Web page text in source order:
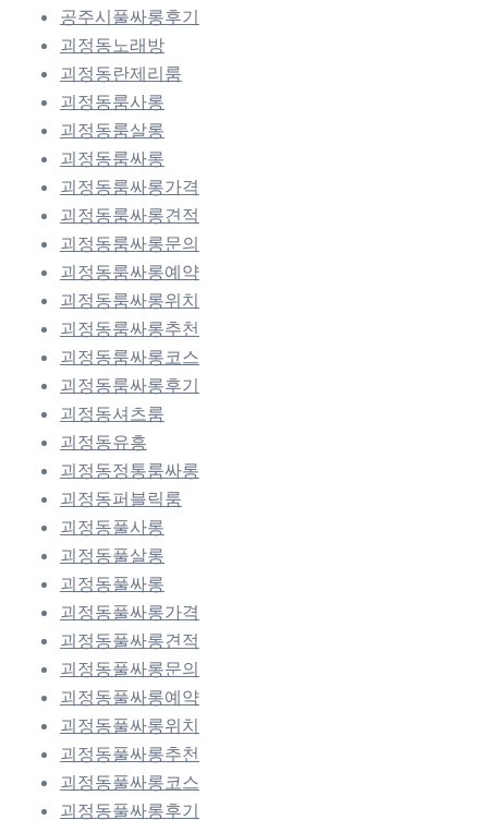
공주시풀싸롱후기
괴정동노래방
괴정동란제리룸
괴정동룸사롱
괴정동룸살롱
괴정동룸싸롱
괴정동룸싸롱가격
괴정동룸싸롱견적
괴정동룸싸롱문의
괴정동룸싸롱예약
괴정동룸싸롱위치
괴정동룸싸롱추천
괴정동룸싸롱코스
괴정동룸싸롱후기
괴정동셔츠룸
괴정동유흥
괴정동정통룸싸롱
괴정동퍼블릭룸
괴정동풀사롱
괴정동풀살롱
괴정동풀싸롱
괴정동풀싸롱가격
괴정동풀싸롱견적
괴정동풀싸롱문의
괴정동풀싸롱예약
괴정동풀싸롱위치
괴정동풀싸롱추천
괴정동풀싸롱코스
괴정동풀싸롱후기